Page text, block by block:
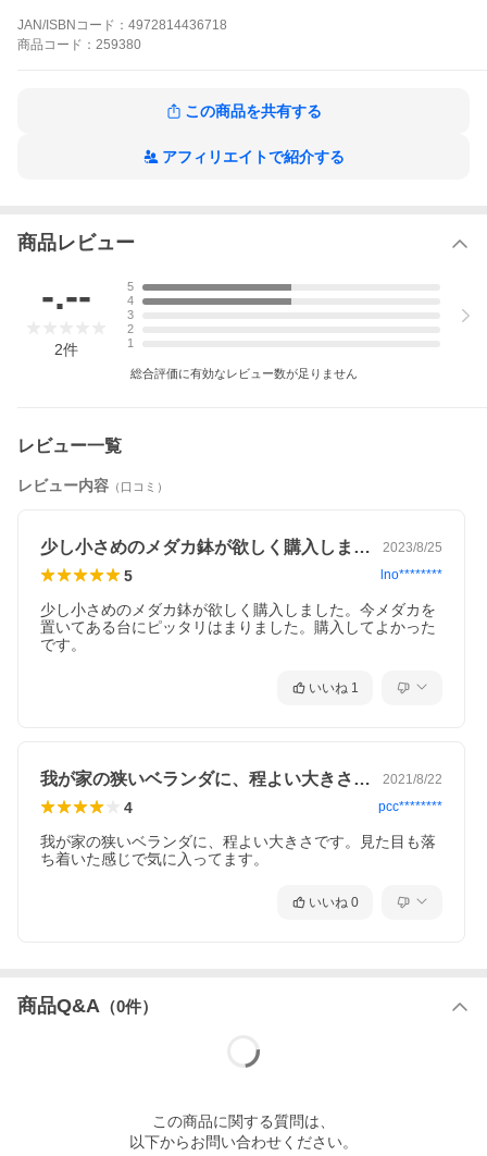
材質
ＰＰ
原産国
日本
ご注意
※本品はアクアリウム、ガーデニング用品です。目的
コトブキ工芸株式会社 お客様相談窓口
JAN/ISBNコード： 4972814436718
商品 コード： 259380
この商品を共有する
アフィリエイトで紹介する
商品レビュー
-.--
2件
5
4
3
2
1
総合評価に有効なレビュー数が足りません
レビュー一覧
レビュー内容 （口コミ）
少し小さめのメダカ鉢が欲しく購入しまし… 2023/8/25
5 lno********
少し小さめのメダカ鉢が欲しく購入しました。今メダカを
置いてある台にピッタリはまりました。購入してよかった
いいね 1
我が家の狭いベランダに、程よい大きさで… 2021/8/22
4 pcc********
我が家の狭いベランダに、程よい大きさです。見た目も落
ち着いた感じで気に入ってます。
いいね 0
商品Q&A （0件）
この商品に関する質問は、
以下からお問い合わせください。